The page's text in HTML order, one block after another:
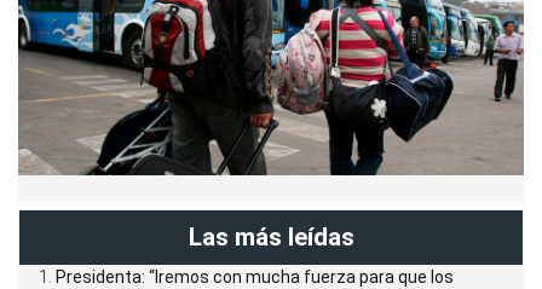
Las más leídas
Presidenta: “Iremos con mucha fuerza para que los